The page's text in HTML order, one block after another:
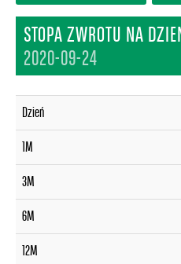
STOPA ZWROTU NA
2020-09-24
Dzień
1M
3M
6M
12M